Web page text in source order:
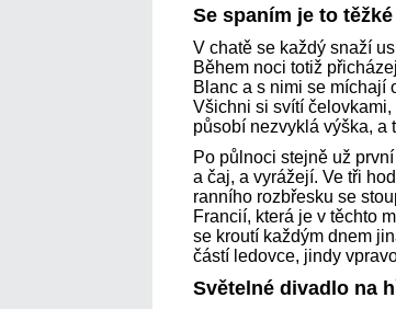
Se spaním je to těžké
V chatě se každý snaží
Během noci totiž
Blanc a s nimi se míchají
Všichni si svítí
působí nezvyklá výška, a
Po půlnoci stejně už
a čaj, a vyrážejí. Ve tři
ranního rozbřesku se
Francií, která je v těchto
se kroutí každým dnem
částí ledovce, jindy
Světelné divadlo na